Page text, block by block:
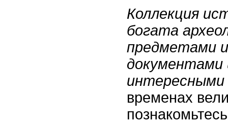
Коллекция
богата
предметами
документами
интересными
временах